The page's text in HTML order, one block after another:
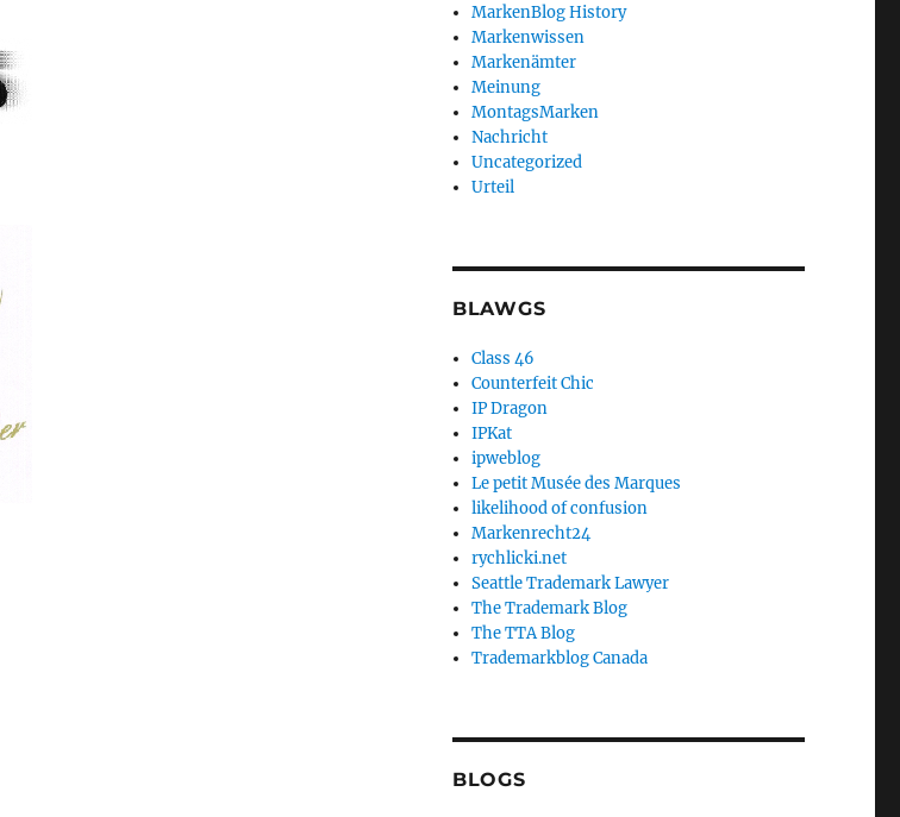
MarkenBlog History
Markenwissen
Markenämter
Meinung
MontagsMarken
Nachricht
Uncategorized
Urteil
BLAWGS
Class 46
Counterfeit Chic
IP Dragon
IPKat
ipweblog
Le petit Musée des Marques
likelihood of confusion
Markenrecht24
rychlicki.net
Seattle Trademark Lawyer
The Trademark Blog
The TTA Blog
Trademarkblog Canada
BLOGS